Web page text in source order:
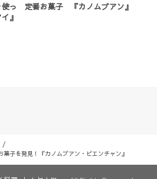
っ
』
定番お菓子 『カノムブアン』
子を発見！『カノムブアン・ビエンチャン』